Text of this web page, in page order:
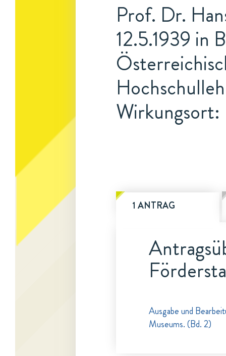
Prof. Dr.
12.5.1939 in
1 ANTRAG
Ausgabe und
Museums. (Bd. 2)